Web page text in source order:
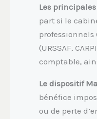
Les
part si le
(URSSAF,
comptable,
Le dispositif
bénéfice
ou de perte